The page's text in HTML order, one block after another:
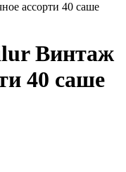
ассорти 40 саше
Винтаж
40 саше